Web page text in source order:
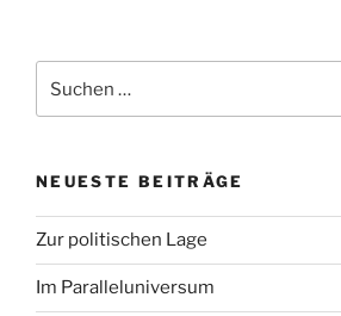
e
b
o
k
o
d
n
l
n
nach:
NEUESTE BEITRÄGE
Zur politischen Lage
Im Paralleluniversum